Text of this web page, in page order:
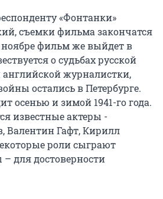
«Фонтанки»
съемки фильма закончатся
ноябре фильм же выйдет в
о судьбах русской
журналистки,
остались в Петербурге.
осенью и зимой 1941-го года.
известные актеры -
Валентин Гафт, Кирилл
роли сыграют
для достоверности